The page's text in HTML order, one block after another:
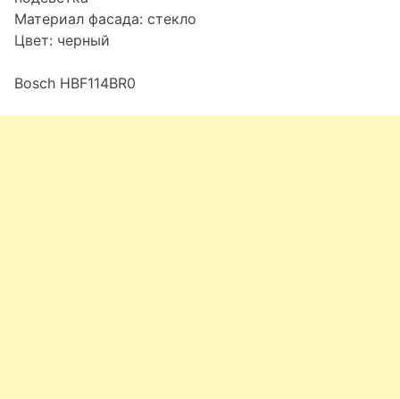
Материал фасада: стекло
Цвет: черный
Bosch HBF114BR0